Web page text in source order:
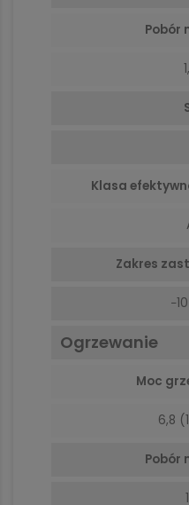
Pobór
Klasa
Zakres
Ogrzewanie
Moc
6,8
Pobór